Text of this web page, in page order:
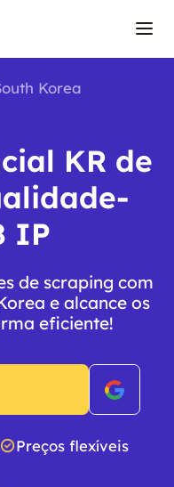
Korea
KR de
IP
de scraping com
e alcance os
eficiente!
Preços flexíveis